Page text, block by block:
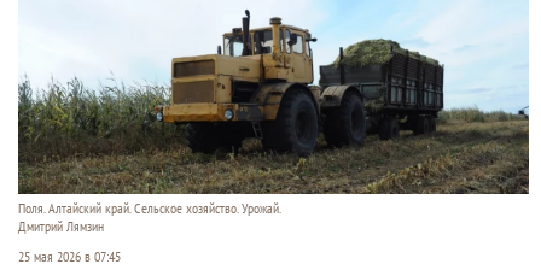
Поля. Алтайский край. Сельское хозяйство. Урожай.
Дмитрий Лямзин
25 мая 2026 в 07:45